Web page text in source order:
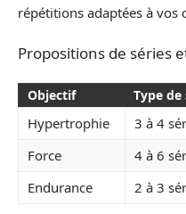
répétitions adaptées à vos
Propositions de séries
Objectif Type de
Hypertrophie 3 à 4
Force
4 à 6
Endurance
2 à 3